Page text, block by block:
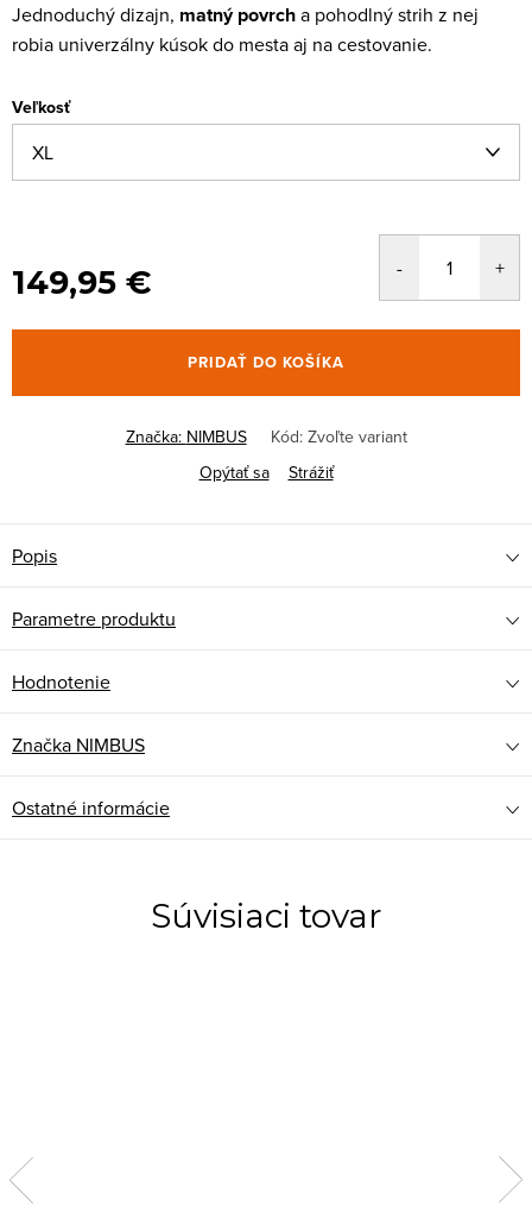
Jednoduchý dizajn, matný povrcha pohodlný strih z nej
robia univerzálny kúsok do mesta aj na cestovanie.
Veľkosť
149,95 €
PRIDAŤ DO KOŠÍKA
Značka: NIMBUS Kód: Zvoľte variant
Opýtať sa
Strážiť
Popis
Parametre produktu
Hodnotenie
Značka NIMBUS
Ostatné informácie
Súvisiaci tovar